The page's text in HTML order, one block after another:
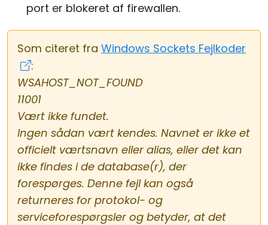
port er blokeret af firewallen.
Som citeret fra Windows Sockets Fejlkoder
:
WSAHOST_NOT_FOUND
11001
Vært ikke fundet.
Ingen sådan vært kendes. Navnet er ikke et
officielt værtsnavn eller alias, eller det kan
ikke findes i de database(r), der
forespørges. Denne fejl kan også
returneres for protokol- og
serviceforespørgsler og betyder, at det